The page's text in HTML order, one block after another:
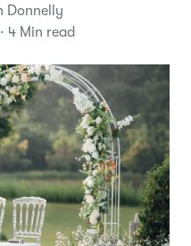
Donnelly
4 Min read